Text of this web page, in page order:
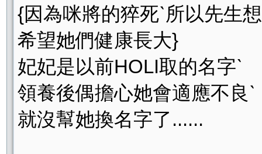
{因為咪將的猝死ˋ所以先生
希望她們健康長大}
妃妃是以前HOLI取的名字ˋ
領養後偶擔心她會適應不良ˋ
就沒幫她換名字了......